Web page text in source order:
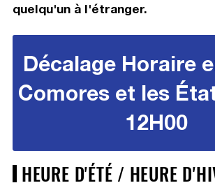
quelqu'un à l'étranger.
Décalage Horaire
Comores et les
12H00
HEURE D'ÉTÉ / HEURE